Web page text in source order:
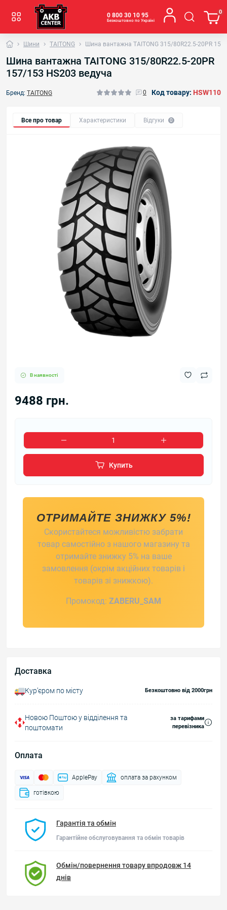
0 800 30 10 95
Безкоштовно по Україні
0
Шини TAITONG Шина вантажна TAITONG 315/80R22.5-20PR
Шина вантажна TAITONG 315/80R22.5-20PR
157/153 HS203 ведуча
Бренд: TAITONG 0 Код товару: HSW110
Все про товар Характеристики Відгуки 0
В наявності
9488 грн.
Купить
ОТРИМАЙТЕ ЗНИЖКУ 5%!
Скористайтеся можливістю забрати
товар самостійно з нашого магазину та
отримайте знижку 5% на ваше
замовлення (окрім акційних товарів і
товарів зі знижкою).
Промокод: ZABERU_SAM
Доставка
Курʼєром по місту Безкоштовно від 2000грн
Новою Поштою у відділення та
поштомати
за тарифами
перевізника
Оплата
ApplePay оплата за рахунком
готівкою
Гарантія та обмін
Гарантійне обслуговування та обмін товарів
Обмін/повернення товару впродовж 14
днів